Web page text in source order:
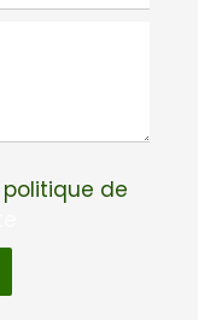
politique de